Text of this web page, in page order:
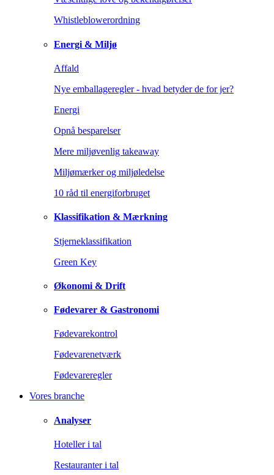
Whistleblowerordning
Energi & Miljø
Affald
Nye emballageregler - hvad betyder de for jer?
Energi
Opnå besparelser
Mere miljøvenlig takeaway
Miljømærker og miljøledelse
10 råd til energiforbruget
Klassifikation & Mærkning
Stjerneklassifikation
Green Key
Økonomi & Drift
Fødevarer & Gastronomi
Fødevarekontrol
Fødevarenetværk
Fødevareregler
Vores branche
Analyser
Hoteller i tal
Restauranter i tal